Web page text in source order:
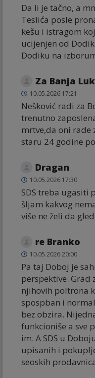
Da li je tačno, a
Teslića posle
kešu i istragom
ucijenjen od
Dodiku na
Za Banja
10.05.2026 17:21
Nešković radi za
trenutno
mrtve,da oni rade
staru 24 godine
Dragan
10.05.2026 17:30
SDS treba ugasiti
šljam kakvog
više ne želi da
re Branko
10.05.2026 20:00
Pa taj Doboj je
perspektive.
njihovih poltrona
spospban i
bez obzira.
funkcioniše a sve
im. A SDS u
upisanih i
seoskih